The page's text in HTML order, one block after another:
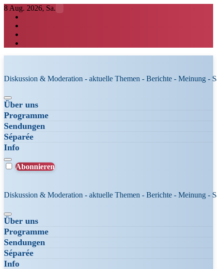
Zum
Inhalt
springen
8 Aug. 2026, Sa.
Diskussion & Moderation - aktuelle Themen - Berichte - Meinung -
Über uns
Programme
Sendungen
Séparée
Info
Abonnieren
Diskussion & Moderation - aktuelle Themen - Berichte - Meinung -
Über uns
Programme
Sendungen
Séparée
Info